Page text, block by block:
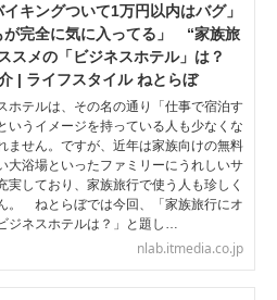
イキングついて1万円以内はバグ」
が完全に気に入ってる」 “家族旅
スメの「ビジネスホテル」は？
| ライフスタイル ねとらぼ
ホテルは、その名の通り「仕事で宿泊す
いうイメージを持っている人も少なくな
ません。ですが、近年は家族向けの無料
大浴場といったファミリーにうれしいサ
実しており、家族旅行で使う人も珍しく
。 ねとらぼでは今回、「家族旅行にオ
ジネスホテルは？」と題し…
nlab.itmedia.co.jp